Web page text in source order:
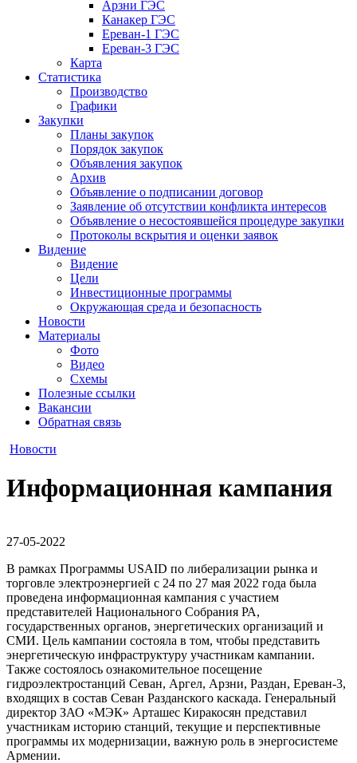
Арзни ГЭС
Канакер ГЭС
Ереван-1 ГЭС
Ереван-3 ГЭС
Карта
Статистика
Производство
Графики
Закупки
Планы закупок
Порядок закупок
Объявления закупок
Архив
Объявление о подписании договор
Заявление об отсутствии конфликта интересов
Объявление о несостоявшейся процедуре закупки
Протоколы вскрытия и оценки заявок
Видение
Видение
Цели
Инвестиционные программы
Окружающая среда и безопасность
Новости
Материалы
Фото
Видео
Схемы
Полезные ссылки
Вакансии
Обратная связь
Новости
Информационная кампания
27-05-2022
В рамках Программы USAID по либерализации рынка и
торговле электроэнергией с 24 по 27 мая 2022 года была
проведена информационная кампания с участием
представителей Национального Собрания РА,
государственных органов, энергетических организаций и
СМИ. Цель кампании состояла в том, чтобы представить
энергетическую инфраструктуру участникам кампании.
Также состоялось ознакомительное посещение
гидроэлектростанций Сeван, Аргел, Арзни, Раздан, Ереван-3,
входящих в состав Севан Разданского каскада. Генеральный
директор ЗАО «МЭК» Арташес Киракосян представил
участникам историю станций, текущие и перспективные
программы их модернизации, важную роль в энергосистеме
Армении.